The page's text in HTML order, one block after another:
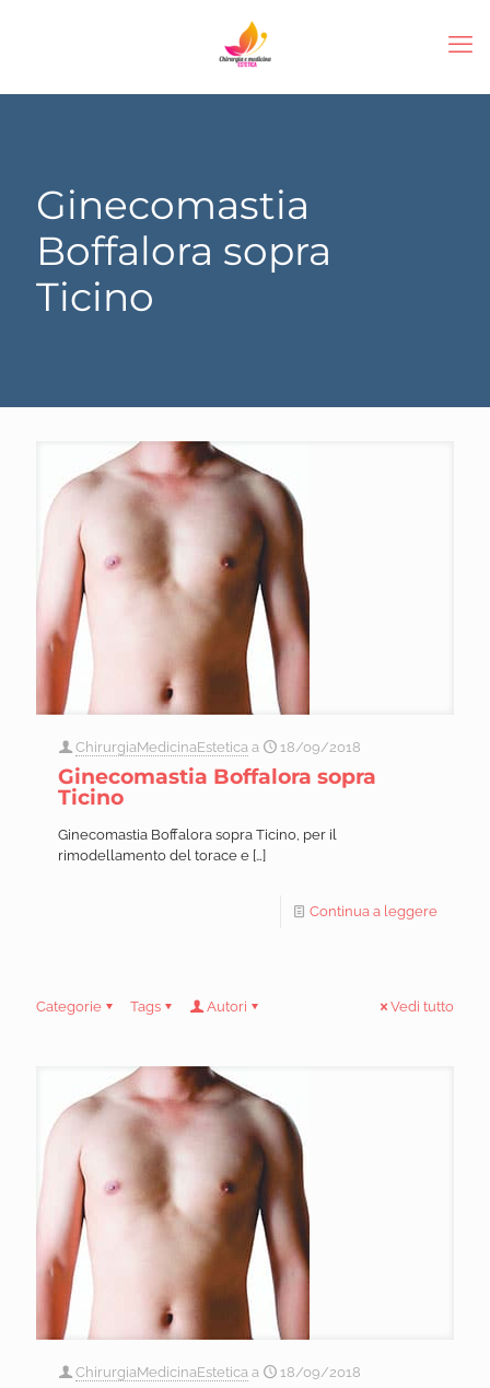
Ginecomastia
Boffalora sopra
Ticino
ChirurgiaMedicinaEstetica a 18/09/2018
Ginecomastia Boffalora sopra
Ticino
Ginecomastia Boffalora sopra Ticino, per il
rimodellamento del torace e […]
Continua a leggere
Categorie Tags Autori Vedi tutto
ChirurgiaMedicinaEstetica a 18/09/2018